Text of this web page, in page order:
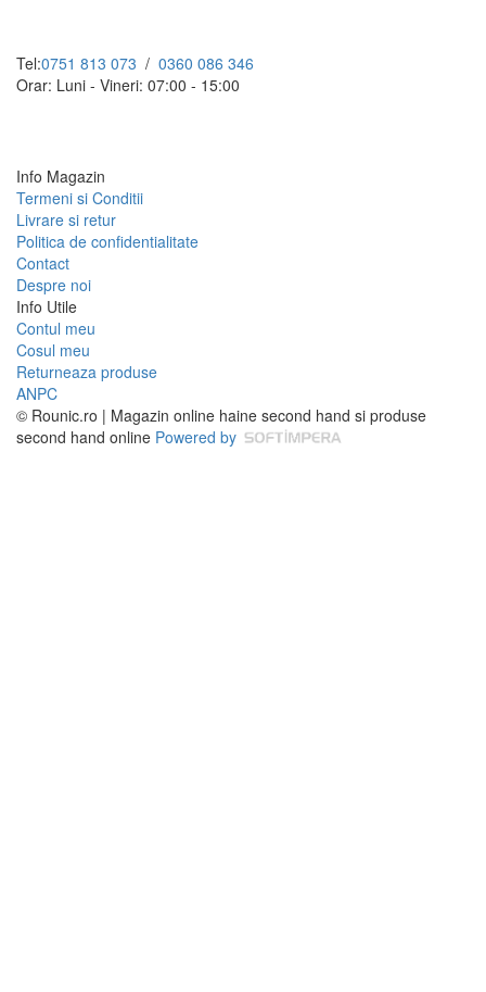
Tel:0751 813 073 / 0360 086 346
Orar: Luni - Vineri: 07:00 - 15:00
Info Magazin
Termeni si Conditii
Livrare si retur
Politica de confidentialitate
Contact
Despre noi
Info Utile
Contul meu
Cosul meu
Returneaza produse
ANPC
© Rounic.ro | Magazin online haine second hand si produse
second hand online Powered by